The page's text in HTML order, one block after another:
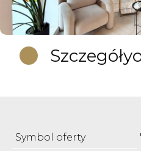
Szczegóły
Symbol oferty